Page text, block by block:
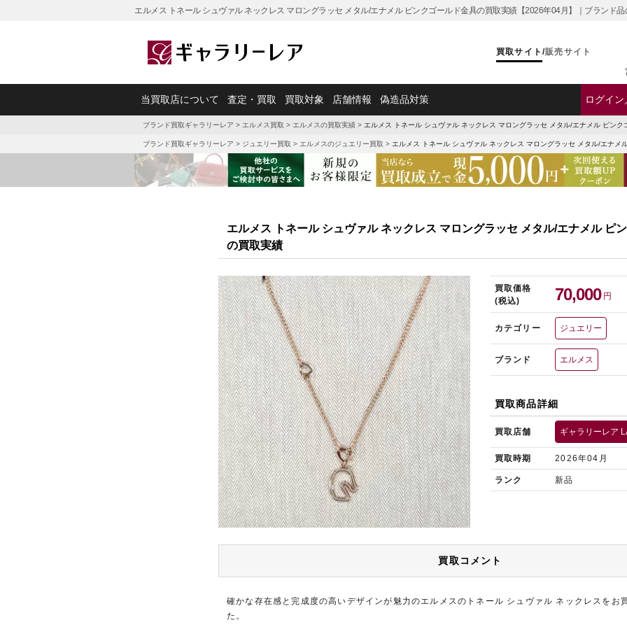
エルメス トネール シュヴァル ネックレス マロングラッセ メタル/エナメル ピンクゴールド金具の買取実績【2026年04月】｜ブランド
買取サイト /販売サイト
当買取店について 査定・買取 買取対象 店舗情報 偽造品対策 ログイ
ブランド買取ギャラリーレア > エルメス買取 > エルメスの買取実績 > エルメス トネール シュヴァル ネックレス マロングラッセ メタル/エナメル ピンク
ブランド買取ギャラリーレア > ジュエリー買取 > エルメスのジュエリー買取 > エルメス トネール シュヴァル ネックレス マロングラッセ メタル/エナメ
エルメス トネール シュヴァル ネックレス マロングラッセ メタル/エナメル ピ
の買取実績
買取価格
(税込)
70,000 円
カテゴリー ジュエリー
ブランド エルメス
買取商品詳細
買取店舗 ギャラリーレア
買取時期 2026年04月
ランク 新品
買取コメント
確かな存在感と完成度の高いデザインが魅力のエルメスのトネール シュヴァル ネックレスをお
た。